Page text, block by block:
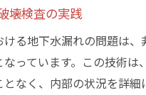
壊検査の実践
る地下水漏れの問題は、
っています。この技術は
なく、内部の状況を詳細